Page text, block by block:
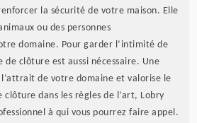
la sécurité de votre maison. Elle
ou des personnes
domaine. Pour garder l’intimité de
clôture est aussi nécessaire. Une
de votre domaine et valorise le
dans les règles de l’art, Lobry
à qui vous pourrez faire appel.